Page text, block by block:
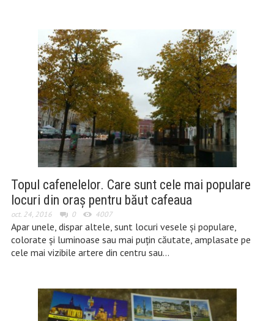
Topul cafenelelor. Care sunt cele mai populare
locuri din oraş pentru băut cafeaua
oct. 24, 2016 0 4007
Apar unele, dispar altele, sunt locuri vesele şi populare,
colorate şi luminoase sau mai puţin căutate, amplasate pe
cele mai vizibile artere din centru sau…